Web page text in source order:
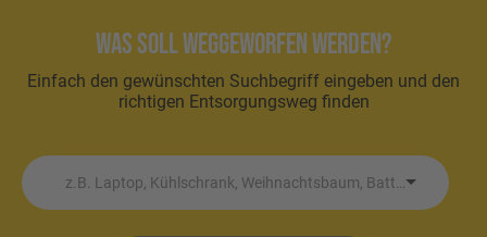
Was soll weggeworfen werden?
Einfach den gewünschten Suchbegriff eingeben und den
richtigen Entsorgungsweg finden